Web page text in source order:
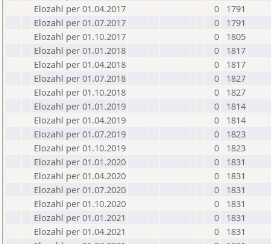
Elozahl per 01.04.2017
0
1791
Elozahl per 01.07.2017
0
1791
Elozahl per 01.10.2017
0
1805
Elozahl per 01.01.2018
0
1817
Elozahl per 01.04.2018
0
1817
Elozahl per 01.07.2018
0
1827
Elozahl per 01.10.2018
0
1827
Elozahl per 01.01.2019
0
1814
Elozahl per 01.04.2019
0
1814
Elozahl per 01.07.2019
0
1823
Elozahl per 01.10.2019
0
1823
Elozahl per 01.01.2020
0
1831
Elozahl per 01.04.2020
0
1831
Elozahl per 01.07.2020
0
1831
Elozahl per 01.10.2020
0
1831
Elozahl per 01.01.2021
0
1831
Elozahl per 01.04.2021
0
1831